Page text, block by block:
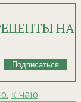
НА
, к чаю